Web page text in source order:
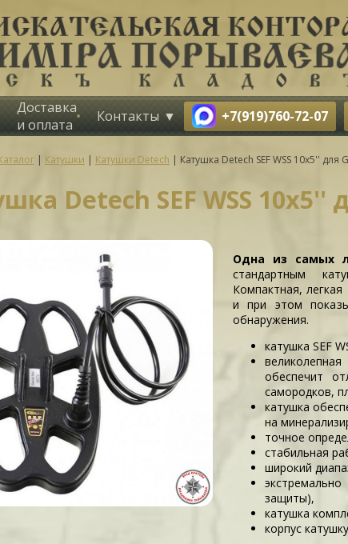
Доставка
и оплата
Контакты +7(919)760-72-07
| Катушки | Катушки Detech | Катушка Detech SEF WSS 10x5'' для
Detech SEF WSS 10x5''
Одна из самых
стандартным
Компактная,
и при этом
обнаружения.
катушка SEF
обеспечит
самородков,
катушка
на
точное
стабильная
широкий
защиты),
катушка
корпус